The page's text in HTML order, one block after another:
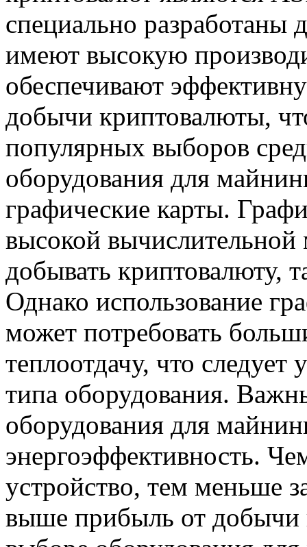
специально
имеют высокую
обеспечивают
добычи криптовалюты,
популярных выборов
оборудования для
графические карты.
высокой
добывать криптовалюту,
Однако использование
может потребовать
теплоотдачу, что
типа оборудования.
оборудования для
энергоэффективность.
устройство, тем меньше
выше прибыль от